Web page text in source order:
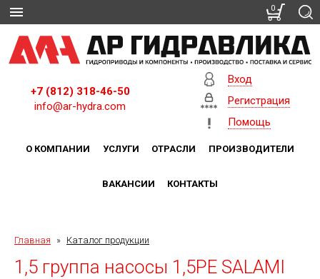
+7 (812) 318-46-50
info@ar-hydra.com
Вход
Регистрация
Помощь
О КОМПАНИИ УСЛУГИ ОТРАСЛИ ПРОИЗВОДИТЕЛИ
ВАКАНСИИ КОНТАКТЫ
Главная » Каталог продукции
1,5 группа насосы 1,5PE SALAMI
0